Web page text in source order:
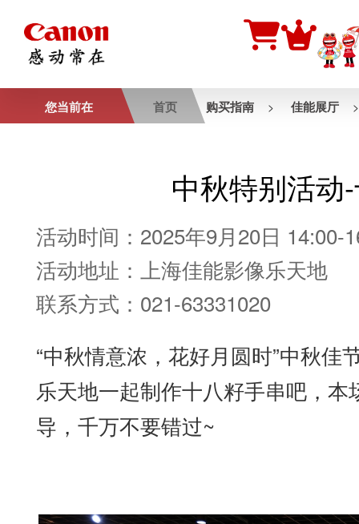
您当前在 首页 购买指南 > 佳能展厅
中秋特别活动
活动时间：2025年9月20日 14:00-
活动地址：上海佳能影像乐天地
联系方式：021-63331020
“中秋情意浓，花好月圆时”中秋
乐天地一起制作十八籽手串吧，
导，千万不要错过~